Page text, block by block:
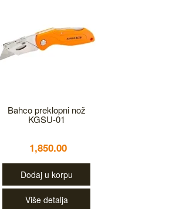
Bahco preklopni nož
KGSU-01
1,850.00
Dodaj u korpu
Više detalja